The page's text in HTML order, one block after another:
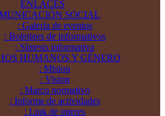
ENLACES
SOCIAL
: Galería de eventos
: Boletines de informativos
: Síntesis informativa
HUMANOS Y GÉNERO
: Mision
: Vision
: Marco normativo
: Informe de actividades
: Link de interes